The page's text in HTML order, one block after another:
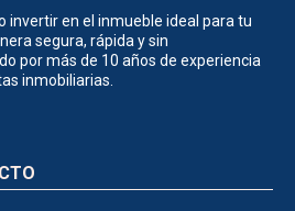
invertir en el inmueble ideal para tu
segura, rápida y sin
por más de 10 años de experiencia
inmobiliarias.